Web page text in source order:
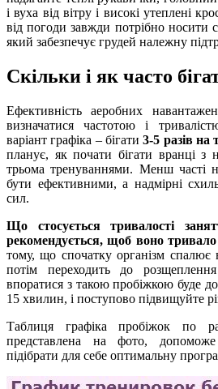
і вуха від вітру і високі утеплені
від погоди завжди потрібно носити
який забезпечує грудей належну
Скільки і як часто
Ефективність аеробних
визначатися частотою і
варіант графіка – бігати3-5 разів на
планує, як почати бігати вранці з
трьома тренуваннями. Менш часті
бути ефективними, а надмірні
сил.
Що стосується тривалості
рекомендується, щоб воно
тому, що спочатку організм спалює
потім переходить до
впоратися з такою пробіжкою буде
15 хвилин, і поступово підвищуйте
Таблиця графіка пробіжок по
представлена на фото, допоможе
підібрати для себе оптимальну